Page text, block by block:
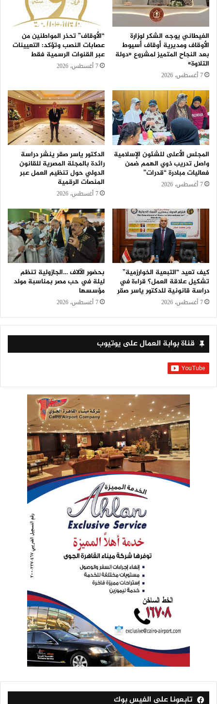
الغيطاني يوجه الشكر لوزارة
الأوقاف ومديرية أوقاف أسيوط
بعد النجاح المتميز لمشروع «دولة
التلاوة»
7 أغسطس، 2026
“الأوقاف” تحذر المواطنين من
عصابات النصب وتؤكد: التعيينات
عبر القنوات الرسمية فقط
7 أغسطس، 2026
المجلس الأعلى للشئون الإسلامية
واصل تدريب ذوي الهمم ضمن
فعاليات مبادرة “قدرات”
7 أغسطس، 2026
الدكتور ياسر صقر ينشر دراسة
رائدة بالمجلة المصرية للقانون
الدولي حول تنظيم العمل عبر
المنصات الرقمية
7 أغسطس، 2026
كيف تعيد “التبعية الخوارزمية”
تشكيل علاقة العمل؟ قراءة في
دراسة قانونية للدكتور ياسر صقر
7 أغسطس، 2026
بحضور الآلاف …الجازولية تنظم
ليلة في حب مصر بمناسبة مولد
مؤسسها
7 أغسطس، 2026
قناة بوابة العمال على يوتيوب
تابعونا على الفيس بوك